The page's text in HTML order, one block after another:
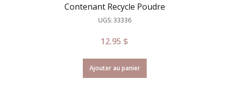
Contenant Recycle Poudre
UGS: 33336
12.95 $
Ajouter au panier